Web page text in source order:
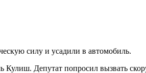
силу и усадили в автомобиль.
Кулиш. Депутат попросил вызвать